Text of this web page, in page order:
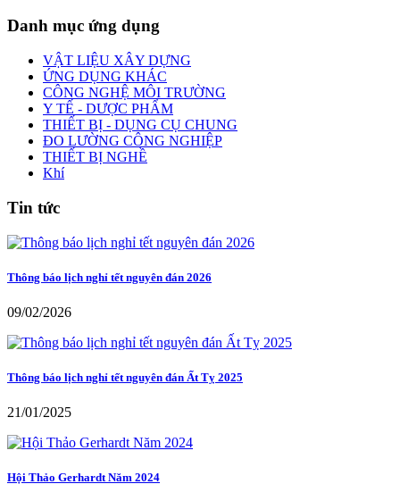
Danh mục ứng dụng
VẬT LIỆU XÂY DỰNG
ỨNG DỤNG KHÁC
CÔNG NGHỆ MÔI TRƯỜNG
Y TẾ - DƯỢC PHẨM
THIẾT BỊ - DỤNG CỤ CHUNG
ĐO LƯỜNG CÔNG NGHIỆP
THIẾT BỊ NGHỀ
Khí
Tin tức
Thông báo lịch nghỉ tết nguyên đán 2026
09/02/2026
Thông báo lịch nghỉ tết nguyên đán Ất Tỵ 2025
21/01/2025
Hội Thảo Gerhardt Năm 2024